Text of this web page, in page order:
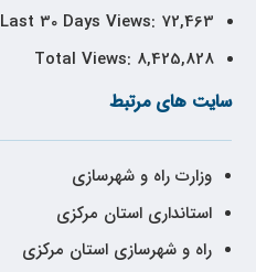
Last 30 Days Views: 72,463
Total Views: 8,425,828
سایت های مرتبط
وزارت راه و شهرسازی
استانداری استان مرکزی
راه و شهرسازی استان مرکزی